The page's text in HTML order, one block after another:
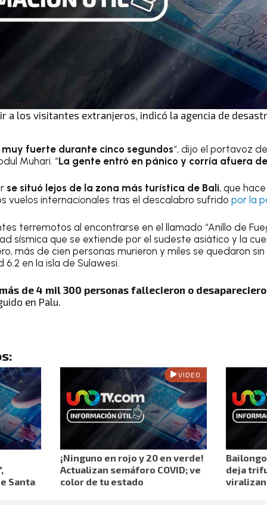
a los visitantes extranjeros, indicó la agencia de
fuerte durante cinco segundos“, dijo el portavoz
Muhari. “La gente entró en pánico y corría afuera
se situó lejos de la zona más turística de Bali, que
vuelos internacionales tras el descalabro sufrido por la
terremotos al encontrarse en el llamado “Anillo de
sísmica que se extiende por el sudeste asiático y la
más de cien personas murieron y miles se quedaron
en la isla de Sulawesi.
de 4 mil 300 personas fallecieron o
en Palu.
Santa
VIDEO
¡Ninguno en rojo y 20 en verde!
Actualizan semáforo COVID; ve
color de tu estado
deja
viralizan